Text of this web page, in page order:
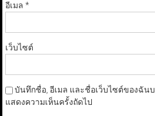
อีเมล *
เว็บไซต์
บันทึกชื่อ, อีเมล และชื่อเว็บไซต์ของฉัน
แสดงความเห็นครั้งถัดไป